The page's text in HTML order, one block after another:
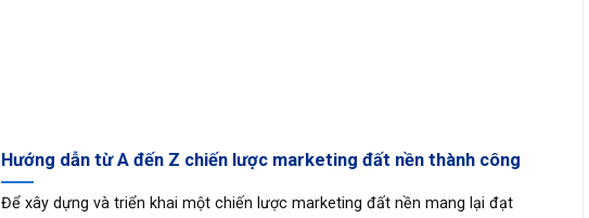
Hướng dẫn từ A đến Z chiến lược marketing đất nền thành công
Để xây dựng và triển khai một chiến lược marketing đất nền mang lại đạt